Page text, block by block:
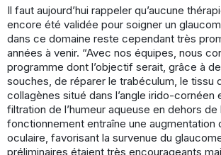
Il faut aujourd’hui rappeler qu’aucune
encore été validée pour soigner un
dans ce domaine reste cependant très
années à venir. “Avec nos équipes, nous
programme dont l’objectif serait, grâce à
souches, de réparer le trabéculum, le tissu
collagènes situé dans l’angle irido-cornéen
filtration de l’humeur aqueuse en dehors
fonctionnement entraîne une augmentation
oculaire, favorisant la survenue du
préliminaires étaient très encourageants